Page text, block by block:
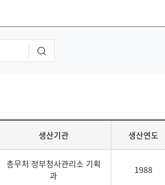
생산기관 생산연도
총무처 정부청사관리소 기획
과
1988